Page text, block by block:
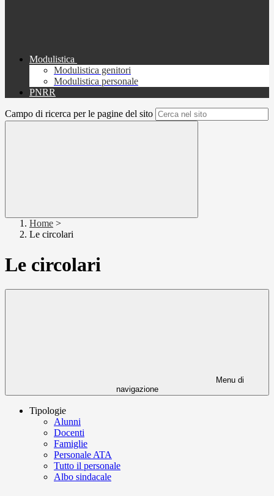
Modulistica
Modulistica genitori
Modulistica personale
PNRR
Campo di ricerca per le pagine del sito
Home >
Le circolari
Le circolari
Menu di
navigazione
Tipologie
Alunni
Docenti
Famiglie
Personale ATA
Tutto il personale
Albo sindacale